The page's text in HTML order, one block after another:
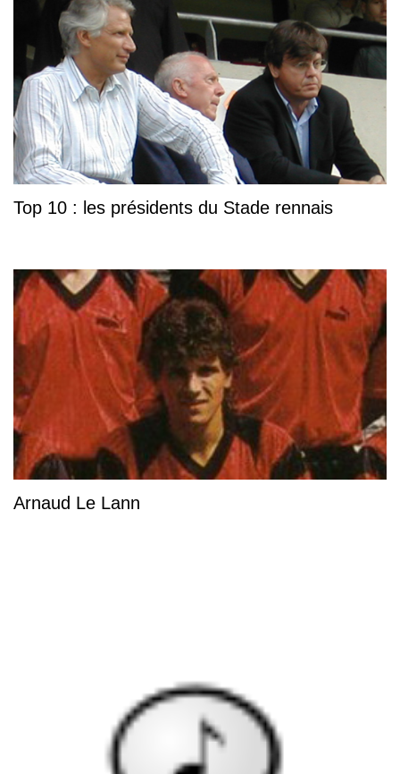
Top 10 : les présidents du Stade rennais
Arnaud Le Lann